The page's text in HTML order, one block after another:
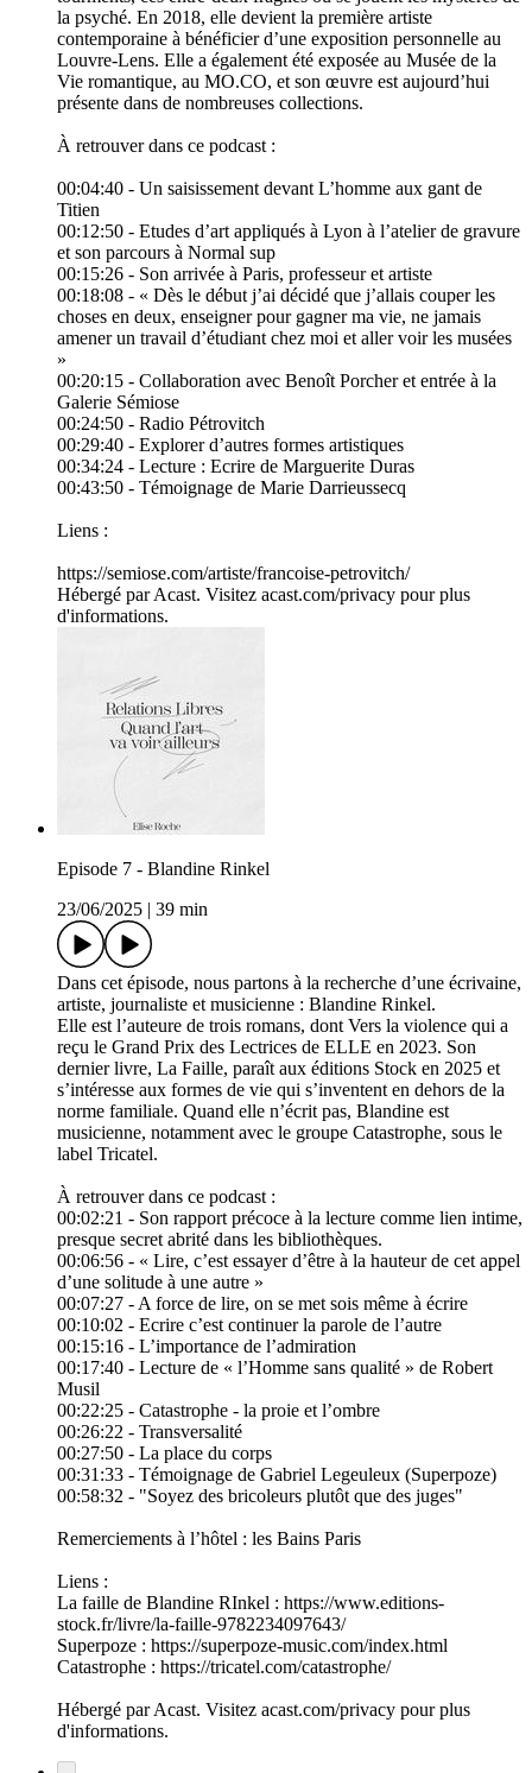
la psyché. En 2018, elle devient la première artiste
contemporaine à bénéficier d’une exposition personnelle au
Louvre-Lens. Elle a également été exposée au Musée de la
Vie romantique, au MO.CO, et son œuvre est aujourd’hui
présente dans de nombreuses collections.
À retrouver dans ce podcast :
00:04:40 - Un saisissement devant L’homme aux gant de
Titien
00:12:50 - Etudes d’art appliqués à Lyon à l’atelier de gravure
et son parcours à Normal sup
00:15:26 - Son arrivée à Paris, professeur et artiste
00:18:08 - « Dès le début j’ai décidé que j’allais couper les
choses en deux, enseigner pour gagner ma vie, ne jamais
amener un travail d’étudiant chez moi et aller voir les musées
»
00:20:15 - Collaboration avec Benoît Porcher et entrée à la
Galerie Sémiose
00:24:50 - Radio Pétrovitch
00:29:40 - Explorer d’autres formes artistiques
00:34:24 - Lecture : Ecrire de Marguerite Duras
00:43:50 - Témoignage de Marie Darrieussecq
Liens :
https://semiose.com/artiste/francoise-petrovitch/
Hébergé par Acast. Visitez acast.com/privacy pour plus
d'informations.
Episode 7 - Blandine Rinkel
23/06/2025
39 min
Dans cet épisode, nous partons à la recherche d’une écrivaine,
artiste, journaliste et musicienne : Blandine Rinkel.
Elle est l’auteure de trois romans, dont Vers la violence qui a
reçu le Grand Prix des Lectrices de ELLE en 2023. Son
dernier livre, La Faille, paraît aux éditions Stock en 2025 et
s’intéresse aux formes de vie qui s’inventent en dehors de la
norme familiale. Quand elle n’écrit pas, Blandine est
musicienne, notamment avec le groupe Catastrophe, sous le
label Tricatel.
À retrouver dans ce podcast :
00:02:21 - Son rapport précoce à la lecture comme lien intime,
presque secret abrité dans les bibliothèques.
00:06:56 - « Lire, c’est essayer d’être à la hauteur de cet appel
d’une solitude à une autre »
00:07:27 - A force de lire, on se met sois même à écrire
00:10:02 - Ecrire c’est continuer la parole de l’autre
00:15:16 - L’importance de l’admiration
00:17:40 - Lecture de « l’Homme sans qualité » de Robert
Musil
00:22:25 - Catastrophe - la proie et l’ombre
00:26:22 - Transversalité
00:27:50 - La place du corps
00:31:33 - Témoignage de Gabriel Legeuleux (Superpoze)
00:58:32 - "Soyez des bricoleurs plutôt que des juges"
Remerciements à l’hôtel : les Bains Paris
Liens :
La faille de Blandine RInkel : https://www.editions-
stock.fr/livre/la-faille-9782234097643/
Superpoze : https://superpoze-music.com/index.html
Catastrophe : https://tricatel.com/catastrophe/
Hébergé par Acast. Visitez acast.com/privacy pour plus
d'informations.